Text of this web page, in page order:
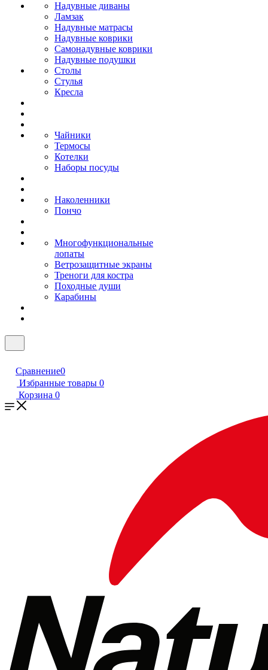
Надувные диваны
Ламзак
Надувные матрасы
Надувные коврики
Самонадувные коврики
Надувные подушки
Столы
Стулья
Кресла
Чайники
Термосы
Котелки
Наборы посуды
Наколенники
Пончо
Многофункциональные
лопаты
Ветрозащитные экраны
Треноги для костра
Походные души
Карабины
Сравнение0
Избранные товары 0
Корзина 0